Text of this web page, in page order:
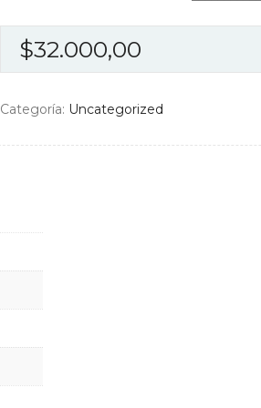
$32.000,00
Categoría: Uncategorized